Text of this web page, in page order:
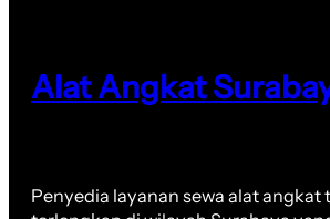
Alat Angkat
Penyedia layanan sewa alat angkat